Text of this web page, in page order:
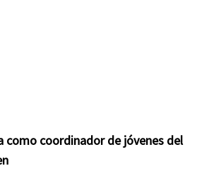
como coordinador de jóvenes del